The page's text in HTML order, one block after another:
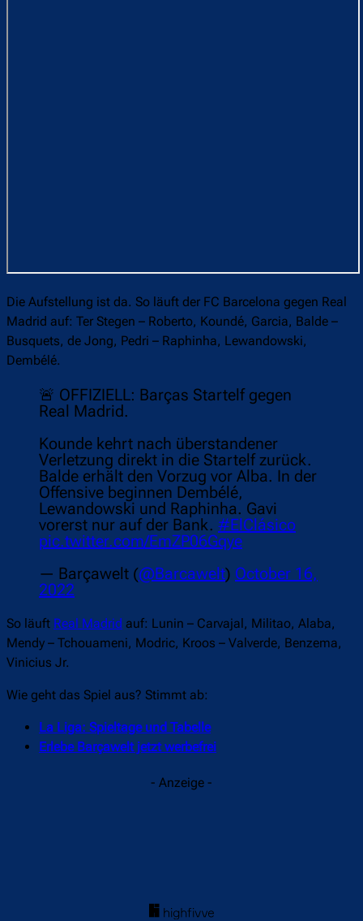
Die Aufstellung ist da. So läuft der FC Barcelona gegen Real
Madrid auf: Ter Stegen – Roberto, Koundé, Garcia, Balde –
Busquets, de Jong, Pedri – Raphinha, Lewandowski,
Dembélé.
🚨 OFFIZIELL: Barças Startelf gegen
Real Madrid.
Kounde kehrt nach überstandener
Verletzung direkt in die Startelf zurück.
Balde erhält den Vorzug vor Alba. In der
Offensive beginnen Dembélé,
Lewandowski und Raphinha. Gavi
vorerst nur auf der Bank. #ElClásico
pic.twitter.com/EmZP06Gqye
— Barçawelt (@Barcawelt) October 16,
2022
So läuft Real Madrid auf: Lunin – Carvajal, Militao, Alaba,
Mendy – Tchouameni, Modric, Kroos – Valverde, Benzema,
Vinicius Jr.
Wie geht das Spiel aus? Stimmt ab:
La Liga: Spieltage und Tabelle
Erlebe Barçawelt jetzt werbefrei
- Anzeige -